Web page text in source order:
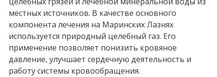
местных источников. В качестве основного
компонента лечения на Маринских Лазнях
используется природный целебный газ. Его
применение позволяет понизить кровяное
давление, улучшает сердечную деятельность и
работу системы кровообращения.